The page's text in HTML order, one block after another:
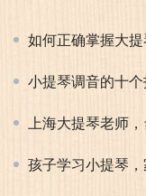
如何正确掌握大
小提琴调音的十个
上海大提琴老师
孩子学习小提琴